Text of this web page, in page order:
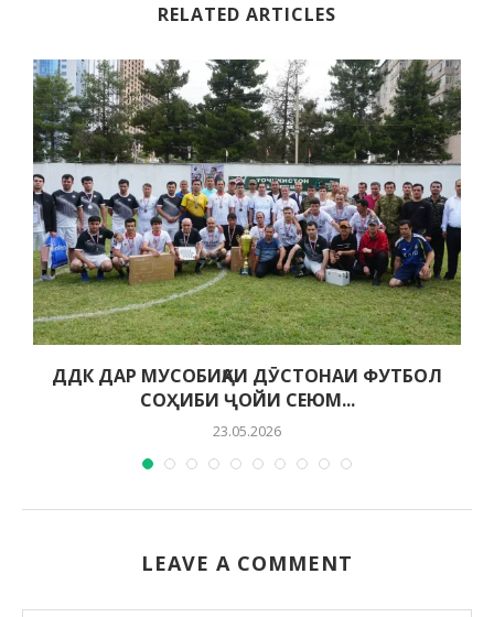
RELATED ARTICLES
ДДК ДАР МУСОБИҚАИ ДӮСТОНАИ ФУТБОЛ
СОҲИБИ ҶОЙИ СЕЮМ...
23.05.2026
LEAVE A COMMENT